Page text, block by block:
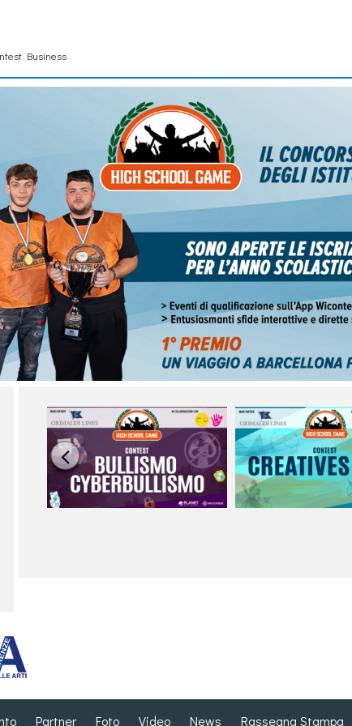
Business

Partner Foto Video News Rassegna Stampa